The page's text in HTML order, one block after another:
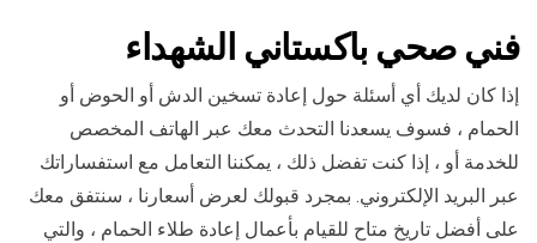
فني صحي باكستاني الشهداء
إذا كان لديك أي أسئلة حول إعادة تسخين الدش أو الحوض أو
الحمام ، فسوف يسعدنا التحدث معك عبر الهاتف المخصص
للخدمة أو ، إذا كنت تفضل ذلك ، يمكننا التعامل مع استفساراتك
عبر البريد الإلكتروني. بمجرد قبولك لعرض أسعارنا ، سنتفق معك
على أفضل تاريخ متاح للقيام بأعمال إعادة طلاء الحمام ، والتي